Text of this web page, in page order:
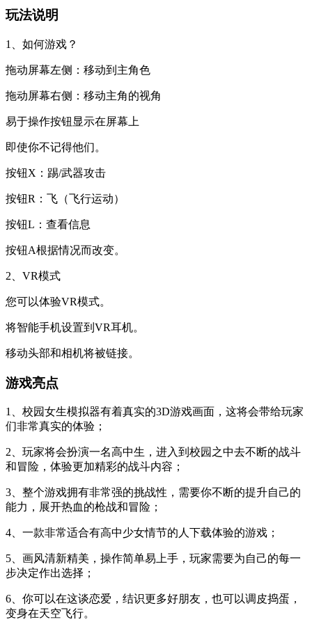
玩法说明
1、如何游戏？
拖动屏幕左侧：移动到主角色
拖动屏幕右侧：移动主角的视角
易于操作按钮显示在屏幕上
即使你不记得他们。
按钮X：踢/武器攻击
按钮R：飞（飞行运动）
按钮L：查看信息
按钮A根据情况而改变。
2、VR模式
您可以体验VR模式。
将智能手机设置到VR耳机。
移动头部和相机将被链接。
游戏亮点
1、校园女生模拟器有着真实的3D游戏画面，这将会带给玩家
们非常真实的体验；
2、玩家将会扮演一名高中生，进入到校园之中去不断的战斗
和冒险，体验更加精彩的战斗内容；
3、整个游戏拥有非常强的挑战性，需要你不断的提升自己的
能力，展开热血的枪战和冒险；
4、一款非常适合有高中少女情节的人下载体验的游戏；
5、画风清新精美，操作简单易上手，玩家需要为自己的每一
步决定作出选择；
6、你可以在这谈恋爱，结识更多好朋友，也可以调皮捣蛋，
变身在天空飞行。